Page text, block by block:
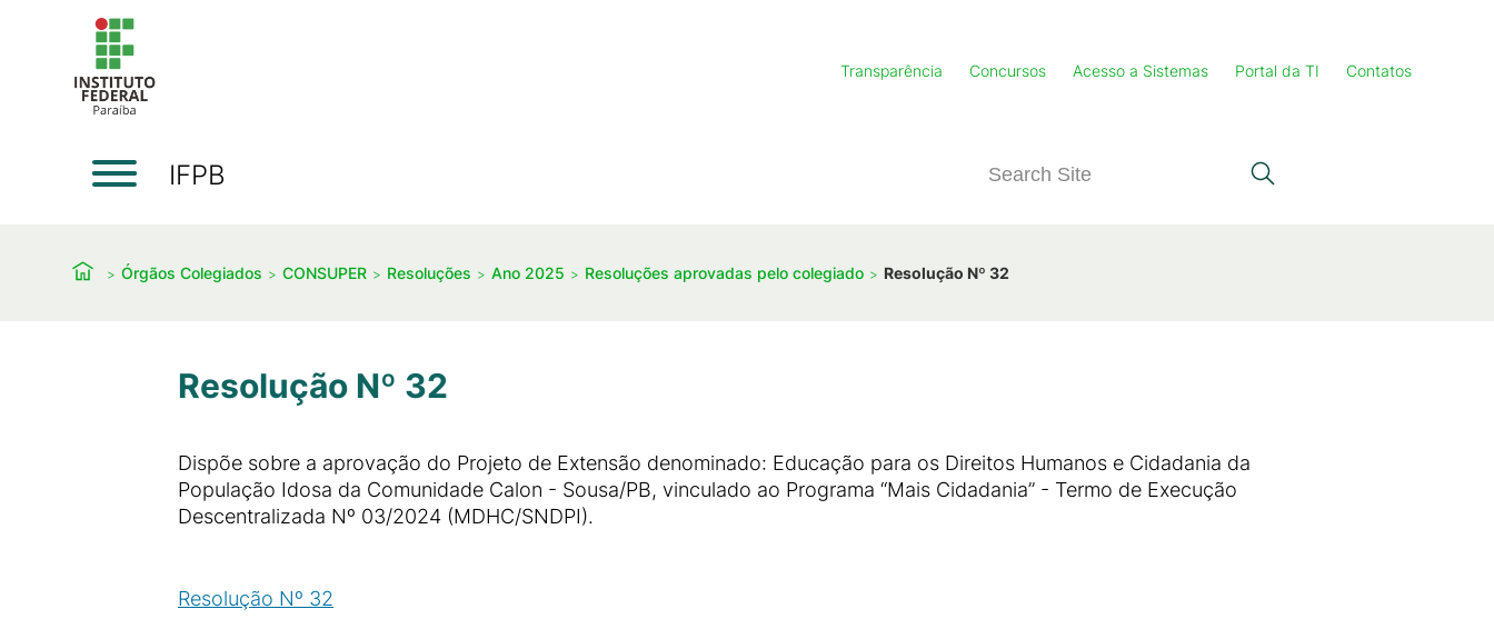
Transparência Concursos Acesso a Sistemas Portal da TI Contatos
IFPB
Órgãos Colegiados CONSUPER Resoluções Ano 2025 Resoluções aprovadas pelo colegiado Resolução Nº 32
Resolução Nº 32
Dispõe sobre a aprovação do Projeto de Extensão denominado: Educação para os Direitos Humanos e Cidadania da
População Idosa da Comunidade Calon - Sousa/PB, vinculado ao Programa “Mais Cidadania” - Termo de Execução
Descentralizada Nº 03/2024 (MDHC/SNDPI).
Resolução Nº 32